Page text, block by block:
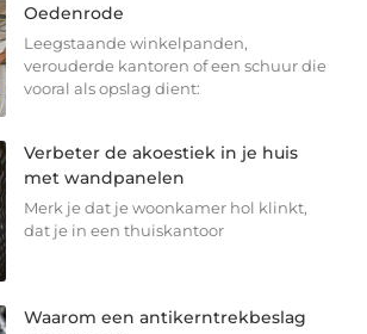
Oedenrode
Leegstaande winkelpanden,
verouderde kantoren of een schuur die
vooral als opslag dient:
Verbeter de akoestiek in je huis
met wandpanelen
Merk je dat je woonkamer hol klinkt,
dat je in een thuiskantoor
Waarom een antikerntrekbeslag